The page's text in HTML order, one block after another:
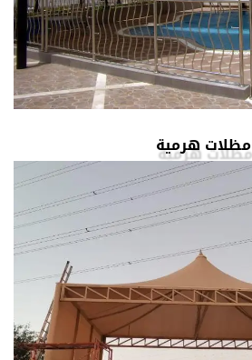
مظلات هرمية